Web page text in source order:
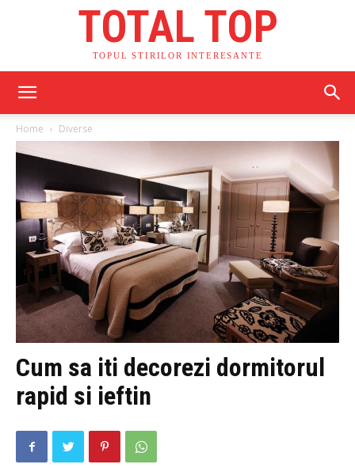
TOTAL TOP
TOPUL STIRILOR INTERESANTE
Home Diverse
Cum sa iti decorezi dormitorul
rapid si ieftin